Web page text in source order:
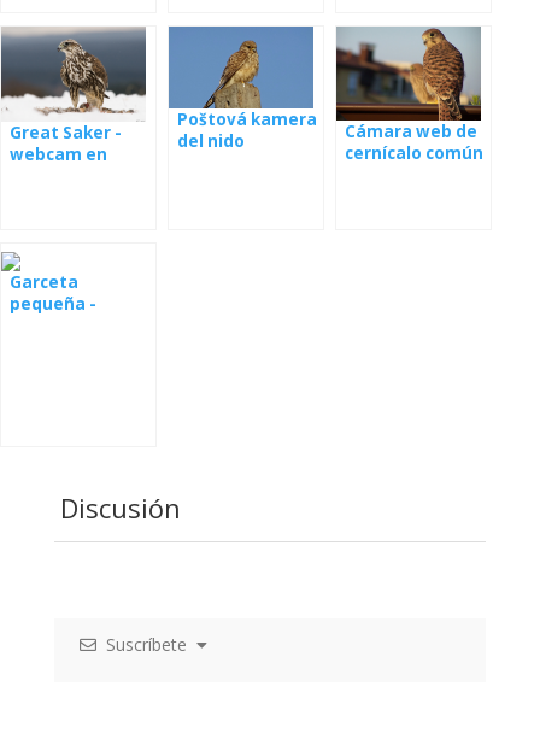
Great Saker -
webcam en
Poštová kamera
del nido
Cámara web de
cernícalo común
Garceta
pequeña -
Discusión
Suscríbete